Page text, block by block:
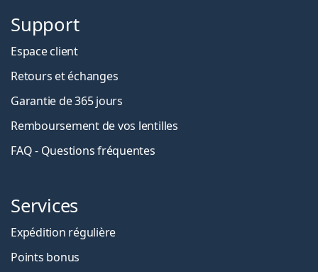
Support
Espace client
Retours et échanges
Garantie de 365 jours
Remboursement de vos lentilles
FAQ - Questions fréquentes
Services
Expédition régulière
Points bonus